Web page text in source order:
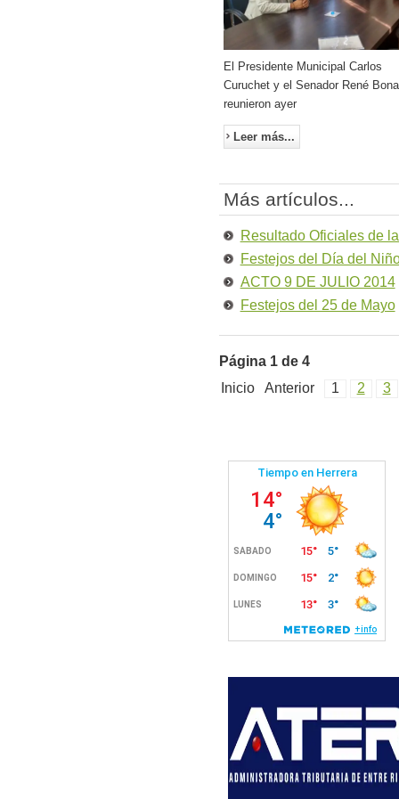
El Presidente Municipal Carlos
Curuchet y el Senador René
reunieron ayer
Leer más...
Más artículos...
Resultado Oficiales de
Festejos del Día del
ACTO 9 DE JULIO 2014
Festejos del 25 de Mayo
Página 1 de 4
Inicio
Anterior 1 2 3